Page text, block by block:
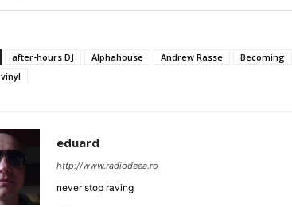
after-hours DJ Alphahouse Andrew Rasse Becoming
vinyl
eduard
http://www.radiodeea.ro
never stop raving